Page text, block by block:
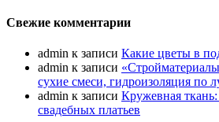
Свежие комментарии
admin к записи Какие цветы в
admin к записи
сухие смеси, гидроизоляция по
admin к записи Кружевная
свадебных платьев